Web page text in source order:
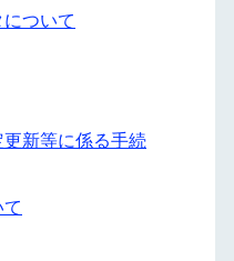
ついて
新等に係る手続